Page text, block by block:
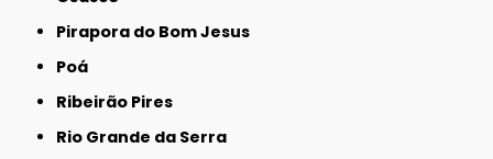
Pirapora do Bom Jesus
Poá
Ribeirão Pires
Rio Grande da Serra